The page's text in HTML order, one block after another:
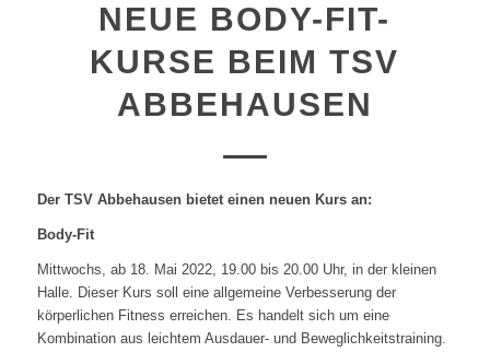
NEUE BODY-FIT-
KURSE BEIM TSV
ABBEHAUSEN
Der TSV Abbehausen bietet einen neuen Kurs an:
Body-Fit
Mittwochs, ab 18. Mai 2022, 19.00 bis 20.00 Uhr, in der kleinen
Halle. Dieser Kurs soll eine allgemeine Verbesserung der
körperlichen Fitness erreichen. Es handelt sich um eine
Kombination aus leichtem Ausdauer- und Beweglichkeitstraining.